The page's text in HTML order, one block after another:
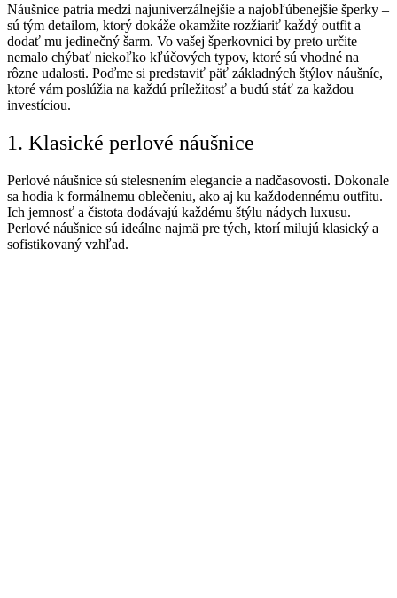
Náušnice patria medzi najuniverzálnejšie a najobľúbenejšie šperky –
sú tým detailom, ktorý dokáže okamžite rozžiariť každý outfit a
dodať mu jedinečný šarm. Vo vašej šperkovnici by preto určite
nemalo chýbať niekoľko kľúčových typov, ktoré sú vhodné na
rôzne udalosti. Poďme si predstaviť päť základných štýlov náušníc,
ktoré vám poslúžia na každú príležitosť a budú stáť za každou
investíciou.
1. Klasické perlové náušnice
Perlové náušnice sú stelesnením elegancie a nadčasovosti. Dokonale
sa hodia k formálnemu oblečeniu, ako aj ku každodennému outfitu.
Ich jemnosť a čistota dodávajú každému štýlu nádych luxusu.
Perlové náušnice sú ideálne najmä pre tých, ktorí milujú klasický a
sofistikovaný vzhľad.